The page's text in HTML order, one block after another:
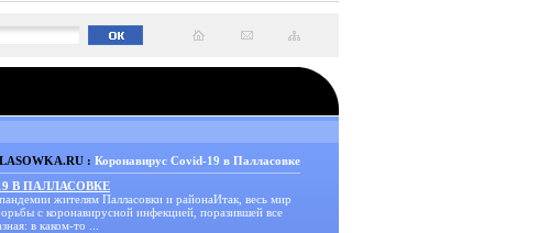
: Коронавирус Covid-19 в Палласовке
В ПАЛЛАСОВКЕ
жителям Палласовки и районаИтак, весь мир
с коронавирусной инфекцией, поразившей все
в каком-то ...